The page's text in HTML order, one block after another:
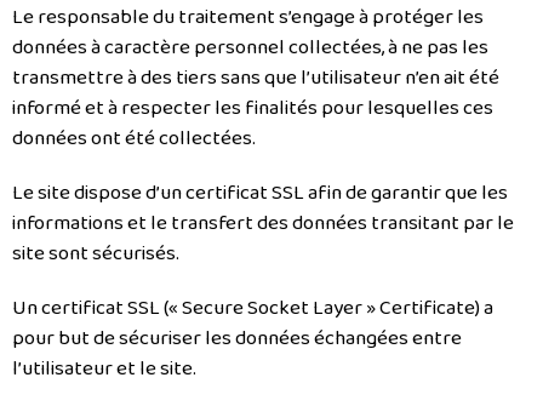
Le responsable du traitement s’engage à protéger les
données à caractère personnel collectées, à ne pas les
transmettre à des tiers sans que l’utilisateur n’en ait été
informé et à respecter les finalités pour lesquelles ces
données ont été collectées.
Le site dispose d’un certificat SSL afin de garantir que les
informations et le transfert des données transitant par le
site sont sécurisés.
Un certificat SSL (« Secure Socket Layer » Certificate) a
pour but de sécuriser les données échangées entre
l’utilisateur et le site.